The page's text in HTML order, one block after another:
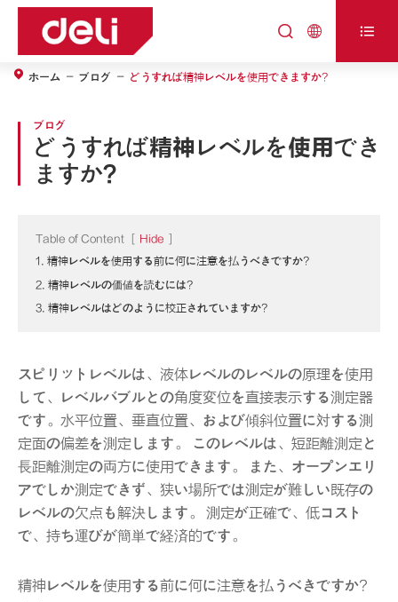
  
ホーム ブログ どうすれば精神レベルを使用できますか?
ブログ
どうすれば精神レベルを使用でき
ますか?
Table of Content Hide
1. 精神レベルを使用する前に何に注意を払うべきですか?
2. 精神レベルの価値を読むには?
3. 精神レベルはどのように校正されていますか?
スピリットレベルは、液体レベルのレベルの原理を使用
して、レベルバブルとの角度変位を直接表示する測定器
です。水平位置、垂直位置、および傾斜位置に対する測
定面の偏差を測定します。 このレベルは、短距離測定と
長距離測定の両方に使用できます。 また、オープンエリ
アでしか測定できず、狭い場所では測定が難しい既存の
レベルの欠点も解決します。 測定が正確で、低コスト
で、持ち運びが簡単で経済的です。
精神レベルを使用する前に何に注意を払うべきですか?